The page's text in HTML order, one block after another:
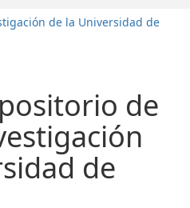
de la Universidad de
de
de